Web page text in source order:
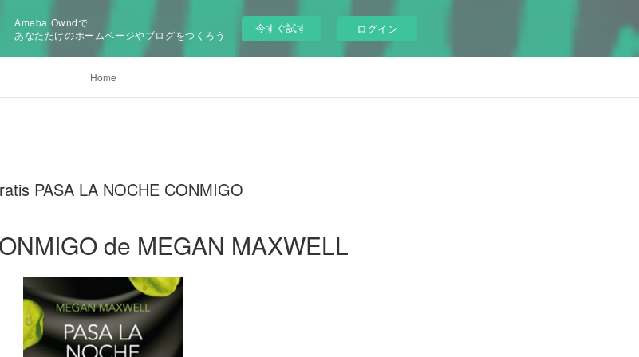
Ameba Owndで
あなただけのホームページやブログをつくろう
今すぐ試す ログイン
Home
PASA LA NOCHE CONMIGO
de MEGAN MAXWELL